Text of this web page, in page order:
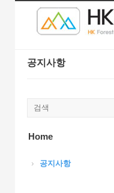
공지사항
Home
공지사항
스케치북5
스케치북5
스케치북5
스케치북5